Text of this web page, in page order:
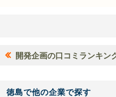
開発企画の口コミランキン
徳島で他の企業で探す